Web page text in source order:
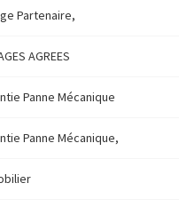
Partenaire,
AGREES
Panne Mécanique
Panne Mécanique,